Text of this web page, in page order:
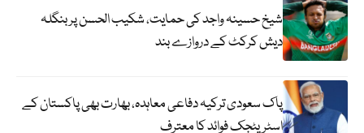
شیخ حسینہ واجد کی حمایت، شکیب الحسن پر بنگلہ
دیش کرکٹ کے دروازے بند
پاک سعودی ترکیہ دفاعی معاہدہ، بھارت بھی پاکستان کے
اسٹریٹجک فوائد کا معترف